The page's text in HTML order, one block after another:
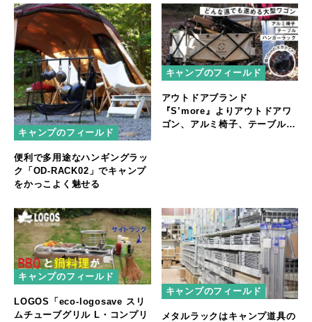
キャンプのフィールド
便利で多用途なハンギングラッ
ク「OD-RACK02」でキャンプ
をかっこよく魅せる
キャンプのフィールド
アウトドアブランド
『S’more』よりアウトドアワ
ゴン、アルミ椅子、テーブル、
キャンプのフィールド
LOGOS「eco-logosave スリ
ムチューブグリル L・コンプリ
キャンプのフィールド
メタルラックはキャンプ道具の